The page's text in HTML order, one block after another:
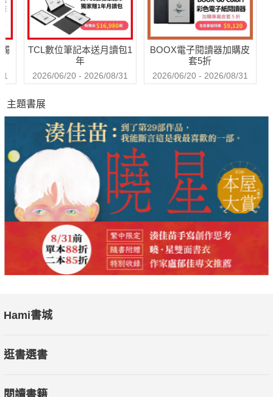
TCL數位筆記本送月讀包1
年
2026/06/20 - 2026/08/31
BOOX電子閱讀器加購皮
套5折
2026/06/20 - 2026/08/31
主題書展
Hami書城
逛書選書
閱讀書籍